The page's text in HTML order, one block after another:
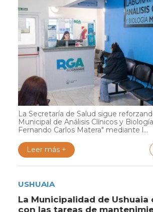
La Secretaría de Salud sigue
Municipal de Análisis Clínicos y
Fernando Carlos Matera" mediante l...
Leer más +
USHUAIA
La Municipalidad de Ushuaia
con las tareas de